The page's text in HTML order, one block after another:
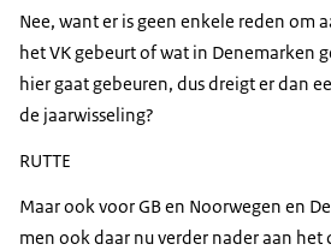
Nee, want er is geen enkele reden om
het VK gebeurt of wat in Denemarken
hier gaat gebeuren, dus dreigt er dan
de jaarwisseling?
RUTTE
Maar ook voor GB en Noorwegen en
men ook daar nu verder nader aan het